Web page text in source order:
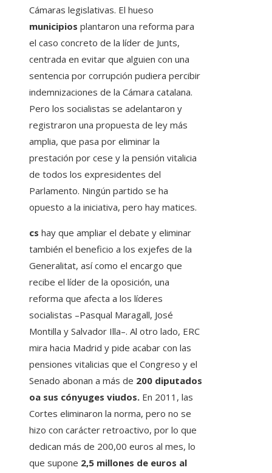
Cámaras legislativas. El hueso
municipios plantaron una reforma para
el caso concreto de la líder de Junts,
centrada en evitar que alguien con una
sentencia por corrupción pudiera percibir
indemnizaciones de la Cámara catalana.
Pero los socialistas se adelantaron y
registraron una propuesta de ley más
amplia, que pasa por eliminar la
prestación por cese y la pensión vitalicia
de todos los expresidentes del
Parlamento. Ningún partido se ha
opuesto a la iniciativa, pero hay matices.
cs hay que ampliar el debate y eliminar
también el beneficio a los exjefes de la
Generalitat, así como el encargo que
recibe el líder de la oposición, una
reforma que afecta a los líderes
socialistas –Pasqual Maragall, José
Montilla y Salvador Illa–. Al otro lado, ERC
mira hacia Madrid y pide acabar con las
pensiones vitalicias que el Congreso y el
Senado abonan a más de 200 diputados
oa sus cónyuges viudos. En 2011, las
Cortes eliminaron la norma, pero no se
hizo con carácter retroactivo, por lo que
dedican más de 200,00 euros al mes, lo
que supone 2,5 millones de euros al